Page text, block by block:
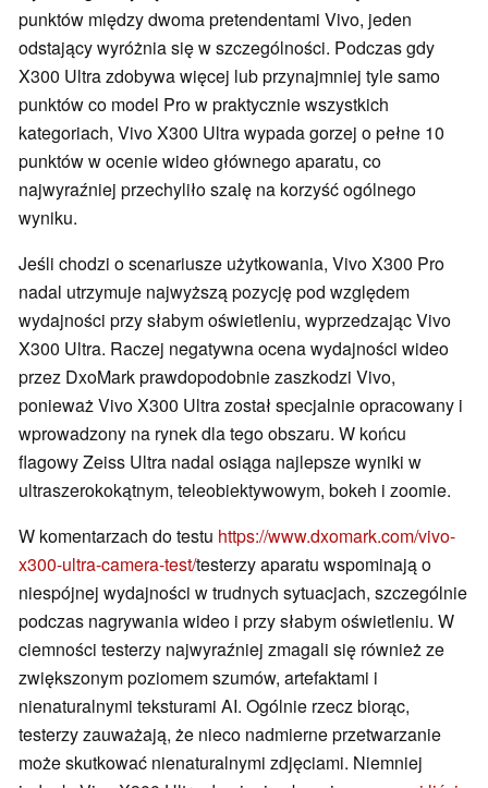
punktów między dwoma pretendentami Vivo, jeden
odstający wyróżnia się w szczególności. Podczas gdy
X300 Ultra zdobywa więcej lub przynajmniej tyle samo
punktów co model Pro w praktycznie wszystkich
kategoriach, Vivo X300 Ultra wypada gorzej o pełne 10
punktów w ocenie wideo głównego aparatu, co
najwyraźniej przechyliło szalę na korzyść ogólnego
wyniku.
Jeśli chodzi o scenariusze użytkowania, Vivo X300 Pro
nadal utrzymuje najwyższą pozycję pod względem
wydajności przy słabym oświetleniu, wyprzedzając Vivo
X300 Ultra. Raczej negatywna ocena wydajności wideo
przez DxoMark prawdopodobnie zaszkodzi Vivo,
ponieważ Vivo X300 Ultra został specjalnie opracowany i
wprowadzony na rynek dla tego obszaru. W końcu
flagowy Zeiss Ultra nadal osiąga najlepsze wyniki w
ultraszerokokątnym, teleobiektywowym, bokeh i zoomie.
W komentarzach do testu https://www.dxomark.com/vivo-
x300-ultra-camera-test/testerzy aparatu wspominają o
niespójnej wydajności w trudnych sytuacjach, szczególnie
podczas nagrywania wideo i przy słabym oświetleniu. W
ciemności testerzy najwyraźniej zmagali się również ze
zwiększonym poziomem szumów, artefaktami i
nienaturalnymi teksturami AI. Ogólnie rzecz biorąc,
testerzy zauważają, że nieco nadmierne przetwarzanie
może skutkować nienaturalnymi zdjęciami. Niemniej